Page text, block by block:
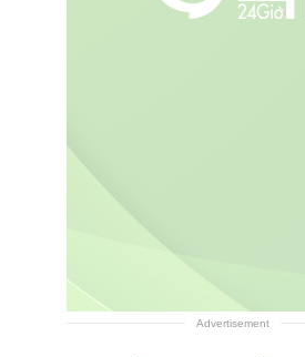
Advertisement